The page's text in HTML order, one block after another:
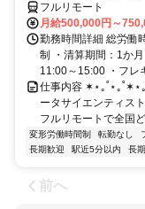
フルリモート
月給500,000円～
勤務時間詳細 総労働
制 ・清算期間：1か
11:00～15:00 ・フレ
仕事内容 ✶⋆｡˚⋆｡˚✶⋆
ータサイエンティス
フルリモートで全国
変形労働時間制 転勤なし
長期歓迎
駅近5分以内 長
前へ